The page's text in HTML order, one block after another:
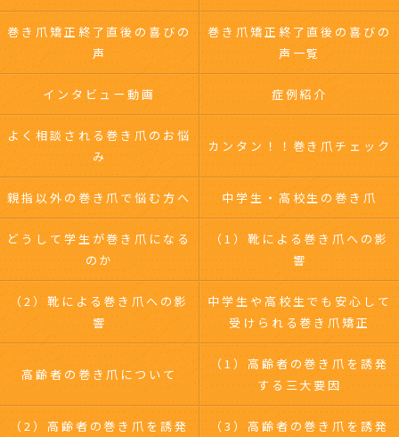
巻き爪矯正終了直後の喜びの
声
巻き爪矯正終了直後の喜びの
声一覧
インタビュー動画 症例紹介
よく相談される巻き爪のお悩
み
カンタン！！巻き爪チェック
親指以外の巻き爪で悩む方へ 中学生・高校生の巻き爪
どうして学生が巻き爪になる
のか
（1）靴による巻き爪への影
響
（2）靴による巻き爪への影
響
中学生や高校生でも安心して
受けられる巻き爪矯正
高齢者の巻き爪について
（1）高齢者の巻き爪を誘発
する三大要因
（2）高齢者の巻き爪を誘発
（3）高齢者の巻き爪を誘発